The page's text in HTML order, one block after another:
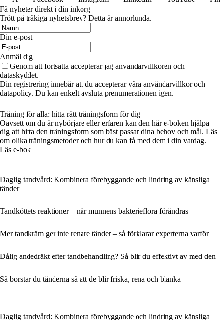
Få nyheter direkt i din inkorg
Trött på tråkiga nyhetsbrev? Detta är annorlunda.
Din e-post
Anmäl dig
Genom att fortsätta accepterar jag användarvillkoren och
dataskyddet.
Din registrering innebär att du accepterar våra användarvillkor och
datapolicy. Du kan enkelt avsluta prenumerationen igen.
Träning för alla: hitta rätt träningsform för dig
Oavsett om du är nybörjare eller erfaren kan den här e-boken hjälpa
dig att hitta den träningsform som bäst passar dina behov och mål. Läs
om olika träningsmetoder och hur du kan få med dem i din vardag.
Läs e-bok
Daglig tandvård: Kombinera förebyggande och lindring av känsliga
tänder
Tandköttets reaktioner – när munnens bakterieflora förändras
Mer tandkräm ger inte renare tänder – så förklarar experterna varför
Dålig andedräkt efter tandbehandling? Så blir du effektivt av med den
Så borstar du tänderna så att de blir friska, rena och blanka
Daglig tandvård: Kombinera förebyggande och lindring av känsliga